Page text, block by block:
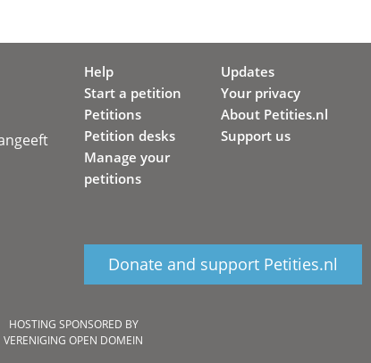
Help
Start a petition
Petitions
Petition desks
Manage your
petitions
Updates
Your privacy
About Petities.nl
Support us
Donate and support Petities.nl
HOSTING SPONSORED BY
VERENIGING OPEN DOMEIN